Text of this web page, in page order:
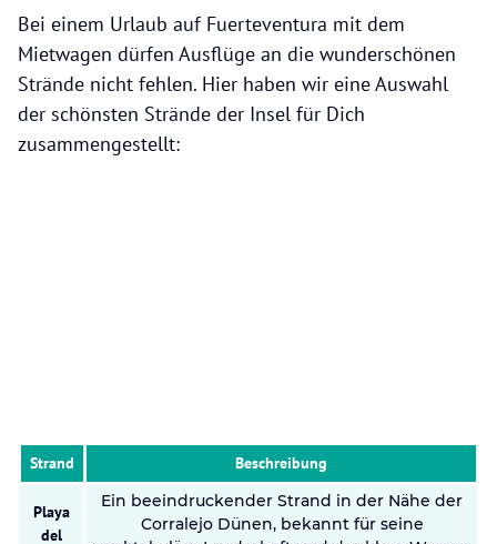
Bei einem Urlaub auf Fuerteventura mit dem
Mietwagen dürfen Ausflüge an die wunderschönen
Strände nicht fehlen. Hier haben wir eine Auswahl
der schönsten Strände der Insel für Dich
zusammengestellt:
Strand Beschreibung
Playa
del
Ein beeindruckender Strand in der Nähe der
Corralejo Dünen, bekannt für seine